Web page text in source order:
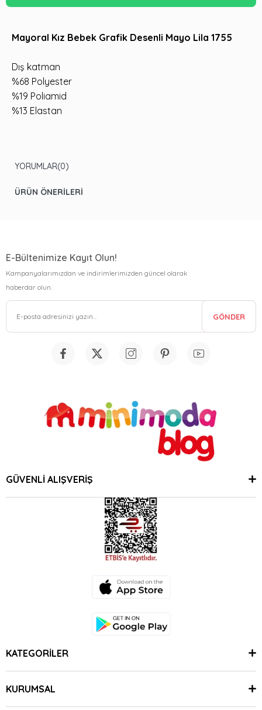
Mayoral Kız Bebek Grafik Desenli Mayo Lila 1755
Dış katman
%68 Polyester
%19 Poliamid
%13 Elastan
YORUMLAR(0)
ÜRÜN ÖNERILERI
E-Bültenimize Kayıt Olun!
Kampanyalarımızdan ve indirimlerimizden güncel olarak
haberdar olun.
GÖNDER
GÜVENLİ ALIŞVERİŞ
KATEGORİLER
KURUMSAL